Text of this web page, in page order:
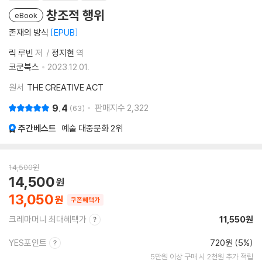
eBook 창조적 행위
존재의 방식 EPUB
릭 루빈 저 정지현 역
코쿤북스
2023.12.01.
원서 THE CREATIVE ACT
9.4 63 판매지수 2,322
주간베스트 예술 대중문화2위
14,500원
13,050
14,500
쿠폰혜택가
크레마머니 최대혜택가 11,550원
YES포인트 720원 (5%)
5만원 이상 구매 시 2천원 추가 적립